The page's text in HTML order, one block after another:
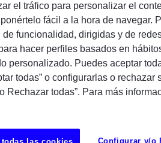
SAP
clientes de
el tráfico para personalizar el
fácil a la hora de navegar.
funcionalidad, dirigidas y de
hacer perfiles basados en
personalizado. Puedes aceptar
todas” o configurarlas o rechazar
Rechazar todas”. Para más
Configurar y/o